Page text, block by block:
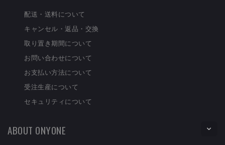
配送・送料について
キャンセル・返品・交換
取り置き期間について
お問い合わせについて
お支払い方法について
受注生産について
セキュリティについて
ABOUT ONYONE